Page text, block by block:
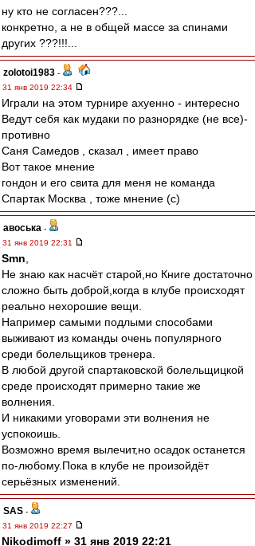
ну кто не согласен???...
конкретно, а не в общей массе за спинами
других ???!!!...
zolotoi1983 -
31 янв 2019 22:34
Играли на этом турнире ахуенно - интересно
Ведут себя как мудаки по разнорядке (не все)-
противно
Саня Самедов , сказал , имеет право
Вот такое мнение
гондон и его свита для меня не команда
Спартак Москва , тоже мнение (с)
авоська -
31 янв 2019 22:31
Smn
Не знаю как насчёт старой,но Книге достаточно
сложно быть доброй,когда в клубе происходят
реально нехорошие вещи.
Например самыми подлыми способами
выживают из команды очень популярного
среди болельщиков тренера.
В любой другой спартаковской болельщицкой
среде происходят примерно такие же
волнения.
И никакими уговорами эти волнения не
успокоишь.
Возможно время вылечит,но осадок останется
по-любому.Пока в клубе не произойдёт
серьёзных изменений.
SAS -
31 янв 2019 22:27
Nikodimoff » 31 янв 2019 22:21